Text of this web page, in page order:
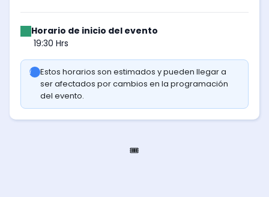
Horario de inicio del evento
19:30 Hrs
Estos horarios son estimados y pueden llegar a
ser afectados por cambios en la programación
del evento.
🎟️